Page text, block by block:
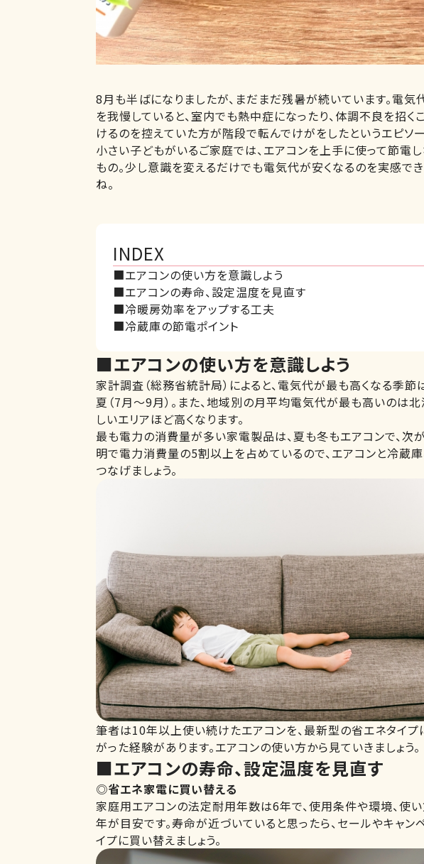
8月も半ばになりましたが、まだまだ残暑が続いています。電気
を我慢していると、室内でも熱中症になったり、体調不良を招く
けるのを控えていた方が階段で転んでけがをしたというエピソ
小さい子どもがいるご家庭では、エアコンを上手に使って節電
もの。少し意識を変えるだけでも電気代が安くなるのを実感でき
ね。
INDEX
■エアコンの使い方を意識しよう
■エアコンの寿命、設定温度を見直す
■冷暖房効率をアップする工夫
■冷蔵庫の節電ポイント
■エアコンの使い方を意識しよう
家計調査（総務省統計局）によると、電気代が最も高くなる季節
夏（7月～9月）。また、地域別の月平均電気代が最も高いのは
しいエリアほど高くなります。
最も電力の消費量が多い家電製品は、夏も冬もエアコンで、次
明で電力消費量の5割以上を占めているので、エアコンと冷蔵
つなげましょう。
筆者は10年以上使い続けたエアコンを、最新型の省エネタイ
がった経験があります。エアコンの使い方から見ていきましょう。
■エアコンの寿命、設定温度を見直す
◎省エネ家電に買い替える
家庭用エアコンの法定耐用年数は6年で、使用条件や環境、使
年が目安です。寿命が近づいていると思ったら、セールやキャ
イプに買い替えましょう。